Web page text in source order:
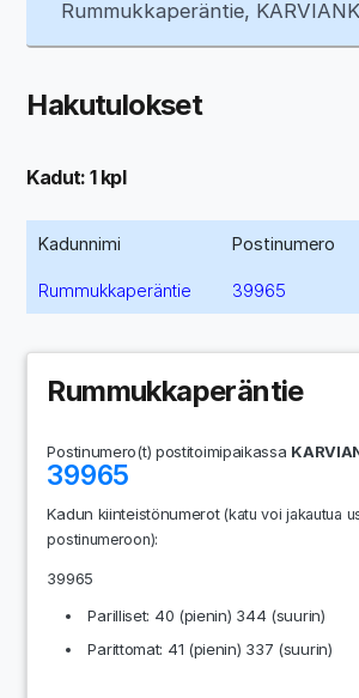
Hakutulokset
Kadut: 1 kpl
Kadunnimi Postinumero
Rummukkaperäntie 39965
Rummukkaperäntie
Postinumero(t) postitoimipaikassa
39965
Kadun kiinteistönumerot(katu voi jakautua
postinumeroon):
39965
Parilliset: 40 (pienin) 344 (suurin)
Parittomat: 41 (pienin) 337 (suurin)